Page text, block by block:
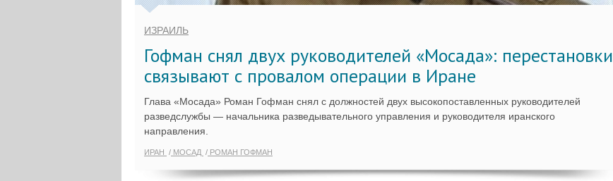
ИЗРАИЛЬ
Гофман снял двух руководителей «Мосада»: перестановки
связывают с провалом операции в Иране
Глава «Мосада» Роман Гофман снял с должностей двух высокопоставленных руководителей
разведслужбы — начальника разведывательного управления и руководителя иранского
направления.
ИРАН МОСАД РОМАН ГОФМАН